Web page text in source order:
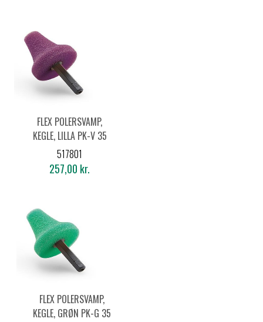
FLEX POLERSVAMP,
KEGLE, LILLA PK-V 35
HEX (5 STK.)
517801
257,00 kr.
FLEX POLERSVAMP,
KEGLE, GRØN PK-G 35